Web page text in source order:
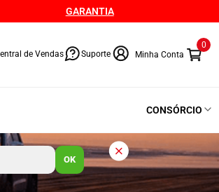
GARANTIA
de Vendas Suporte
0
CONSÓRCIO
OK